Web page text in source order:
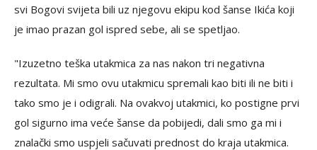
svi Bogovi svijeta bili uz njegovu ekipu kod šanse Ikića koji
je imao prazan gol ispred sebe, ali se spetljao.
"Izuzetno teška utakmica za nas nakon tri negativna
rezultata. Mi smo ovu utakmicu spremali kao biti ili ne biti i
tako smo je i odigrali. Na ovakvoj utakmici, ko postigne prvi
gol sigurno ima veće šanse da pobijedi, dali smo ga mi i
znalački smo uspjeli sačuvati prednost do kraja utakmica.